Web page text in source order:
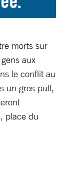
morts sur
aux
le conflit au
un gros pull,
place du